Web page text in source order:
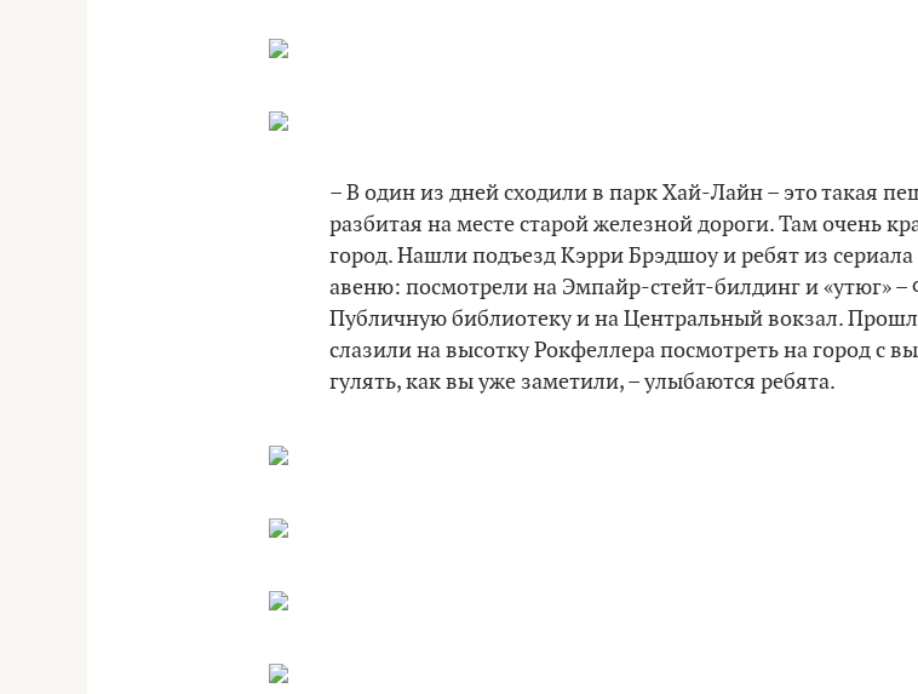
– В один из дней сходили в парк Хай-Лайн – это такая
разбитая на месте старой железной дороги. Там очень
город. Нашли подъезд Кэрри Брэдшоу и ребят из
авеню: посмотрели на Эмпайр-стейт-билдинг и «утюг»
Публичную библиотеку и на Центральный вокзал.
слазили на высотку Рокфеллера посмотреть на город с
гулять, как вы уже заметили, – улыбаются ребята.